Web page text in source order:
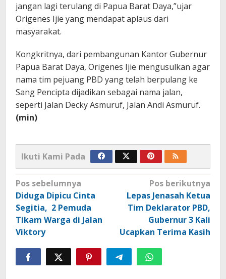
jangan lagi terulang di Papua Barat Daya,”ujar
Origenes Ijie yang mendapat aplaus dari
masyarakat.
Kongkritnya, dari pembangunan Kantor Gubernur
Papua Barat Daya, Origenes Ijie mengusulkan agar
nama tim pejuang PBD yang telah berpulang ke
Sang Pencipta dijadikan sebagai nama jalan,
seperti Jalan Decky Asmuruf, Jalan Andi Asmuruf.
(min)
Ikuti Kami Pada
Navigasi
pos
Pos sebelumnya
Diduga Dipicu Cinta
Segitia, 2 Pemuda
Tikam Warga di Jalan
Viktory
Pos berikutnya
Lepas Jenasah Ketua
Tim Deklarator PBD,
Gubernur 3 Kali
Ucapkan Terima Kasih